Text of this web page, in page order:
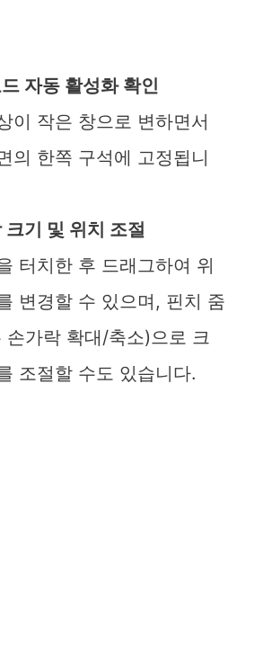
자동 활성화 확인
이 작은 창으로 변하면서
의 한쪽 구석에 고정됩니
크기 및 위치 조절
터치한 후 드래그하여 위
변경할 수 있으며, 핀치 줌
손가락 확대/축소)으로 크
조절할 수도 있습니다.